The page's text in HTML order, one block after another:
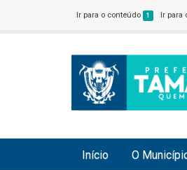
Ir para o conteúdo 1 Ir para
Início O